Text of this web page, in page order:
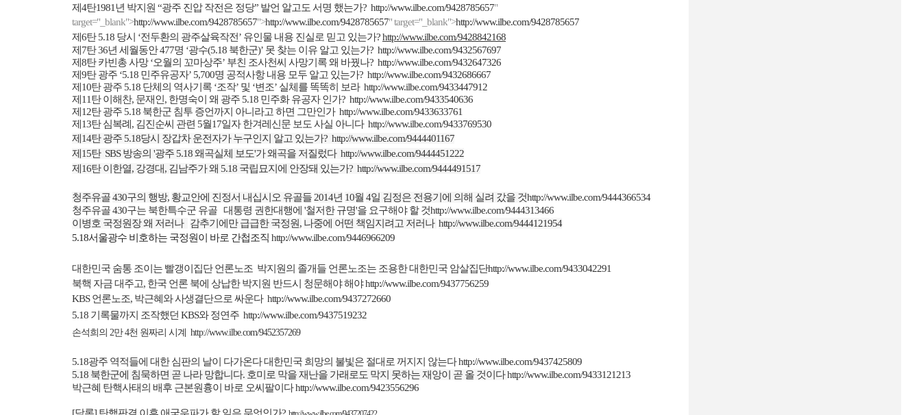
제 4탄1981년 박지원 “광주 진압 작전은 정당” 발언 알고도 서명 했는가? http://www.ilbe.com/9428785657"
target="_blank">http://www.ilbe.com/9428785657">http://www.ilbe.com/9428785657" target="_blank">http://www.ilbe.com/9428785657
제 6탄5.18 당시 ‘전두환의 광주살육작전’ 유인물 내용 진실로 믿고 있는가?http://www.ilbe.com/9428842168
제 7탄36년 세월동안477명 ‘광수(5.18 북한군)’ 못 찾는 이유 알고 있는가? http://www.ilbe.com/9432567697
제 8탄 카빈총 사망‘오월의 꼬마상주’ 부친 조사천씨 사망기록 왜 바꿨나? http://www.ilbe.com/9432647326
제 9탄 광주 ‘5.18 민주유공자’ 5,700명 공적사항 내용 모두 알고 있는가? http://www.ilbe.com/9432686667
제 10탄 광주 5.18 단체의 역사기록 ‘조작’ 및 ‘변조’ 실체를 똑똑히 보라 http://www.ilbe.com/9433447912
제 11탄 이해찬, 문재인 , 한명숙이 왜 광주 5.18 민주화 유공자 인가? http://www.ilbe.com/9433540636
제 12탄 광주 5.18 북한군 침투 증언까지 아니라고 하면 그만인가 http://www.ilbe.com/9433633761
제 13탄 심복례 , 김진순씨 관련 5월17일자 한겨레신문 보도 사실 아니다 http://www.ilbe.com/9433769530
제 14탄 광주 5.18당시 장갑차 운전자가 누구인지 알고 있는가? http://www.ilbe.com/9444401167
제 15탄 SBS방송의 '광주 5.18왜곡실체 보도'가 왜곡을 저질렀다 http://www.ilbe.com/9444451222
제 16탄 이한열, 강경대, 김남주가 왜 5.18 국립묘지에 안장돼 있는가? http://www.ilbe.com/9444491517
청주유골430구의 행방, 황교안에 진정서 내십시오 유골들 2014년 10월 4일 김정은 전용기에 의해 실려 갔을 것http://www.ilbe.com/9444366534
청주유골430구는 북한특수군 유골 대통령 권한대행에 '철저한 규명'을 요구해야 할 것http://www.ilbe.com/9444313466
이병호 국정원장 왜 저러나
감추기에만 급급한 국정원, 나중에 어떤 책임지려고 저러나 http://www.ilbe.com/9444121954
5.18서울광수 비호하는 국정원이 바로 간첩조직 http://www.ilbe.com/9446966209
대한민국 숨통 조이는 빨갱이집단 언론노조 박지원의 졸개들 언론노조는 조용한 대한민국 암살집단http://www.ilbe.com/9433042291
북핵 자금 대주고, 한국 언론 북에 상납한 박지원 반드시 청문해야 해야http://www.ilbe.com/9437756259
KBS언론노조, 박근혜와 사생결단으로 싸운다 http://www.ilbe.com/9437272660
5.18 기록물까지 조작했던 KBS와 정연주 http://www.ilbe.com/9437519232
손석희의 2만4천 원짜리 시계 http://www.ilbe.com/9452357269
5.18광주 역적들에 대한 심판의 날이 다가온다 대한민국 희망의 불빛은 절대로 꺼지지 않는다http://www.ilbe.com/9437425809
5.18 북한군에 침묵하면 곧 나라 망합니다. 호미로 막을 재난을 가래로도 막지 못하는 재앙이 곧 올 것이다http://www.ilbe.com/9433121213
박근혜 탄핵사태의 배후 근본원흉이 바로 오씨팔이다http://www.ilbe.com/9423556296